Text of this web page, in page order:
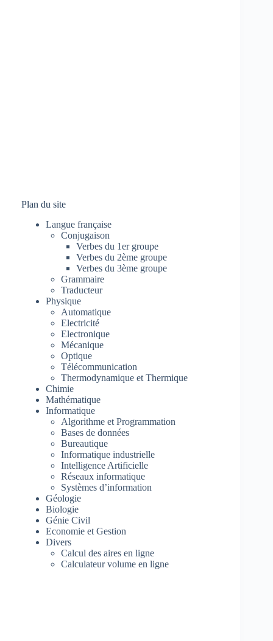
Plan du site
Langue française
Conjugaison
Verbes du 1er groupe
Verbes du 2ème groupe
Verbes du 3ème groupe
Grammaire
Traducteur
Physique
Automatique
Electricité
Electronique
Mécanique
Optique
Télécommunication
Thermodynamique et Thermique
Chimie
Mathématique
Informatique
Algorithme et Programmation
Bases de données
Bureautique
Informatique industrielle
Intelligence Artificielle
Réseaux informatique
Systèmes d’information
Géologie
Biologie
Génie Civil
Economie et Gestion
Divers
Calcul des aires en ligne
Calculateur volume en ligne